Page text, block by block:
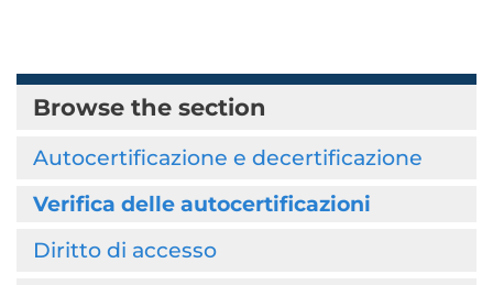
Browse the section
Autocertificazione e decertificazione
Verifica delle autocertificazioni
Diritto di accesso